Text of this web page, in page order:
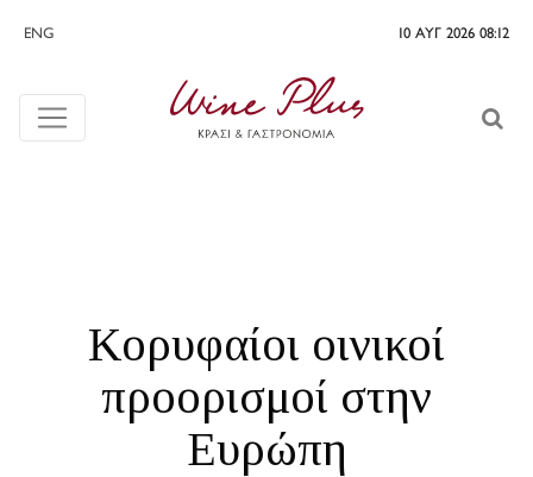
ENG 10 ΑΥΓ 2026 08:12
Κορυφαίοι οινικοί
προορισμοί στην
Ευρώπη